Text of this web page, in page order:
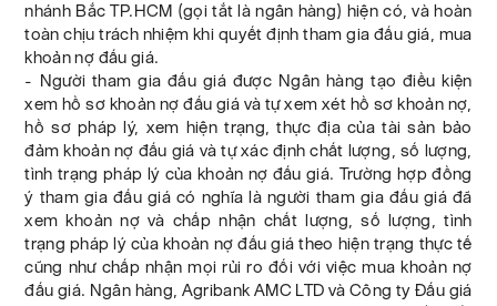
nhánh Bắc TP.HCM (gọi tắt là ngân hàng) hiện có, và hoàn
toàn chịu trách nhiệm khi quyết định tham gia đấu giá, mua
khoản nợ đấu giá.
- Người tham gia đấu giá được Ngân hàng tạo điều kiện
xem hồ sơ khoản nợ đấu giá và tự xem xét hồ sơ khoản nợ,
hồ sơ pháp lý, xem hiện trạng, thực địa của tài sản bảo
đảm khoản nợ đấu giá và tự xác định chất lượng, số lượng,
tình trạng pháp lý của khoản nợ đấu giá. Trường hợp đồng
ý tham gia đấu giá có nghĩa là người tham gia đấu giá đã
xem khoản nợ và chấp nhận chất lượng, số lượng, tình
trạng pháp lý của khoản nợ đấu giá theo hiện trạng thực tế
cũng như chấp nhận mọi rủi ro đối với việc mua khoản nợ
đấu giá. Ngân hàng, Agribank AMC LTD và Công ty Đấu giá